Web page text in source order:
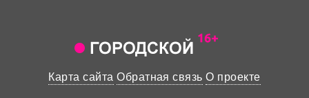
Карта сайта Обратная связь О проекте